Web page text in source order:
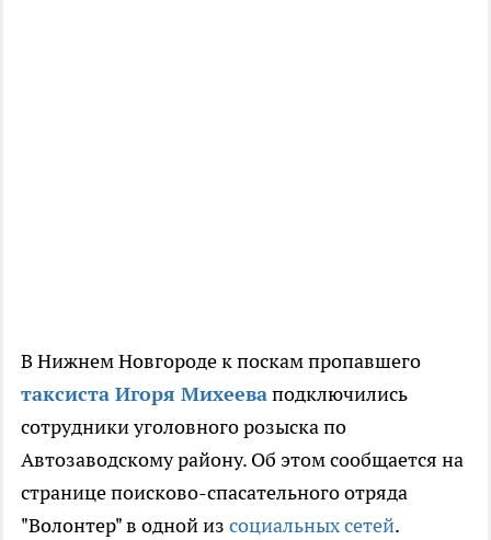
В Нижнем Новгороде к поскам пропавшего
таксиста Игоря Михееваподключились
сотрудники уголовного розыска по
Автозаводскому району. Об этом сообщается на
странице поисково-спасательного отряда
"Волонтер" в одной из социальных сетей.